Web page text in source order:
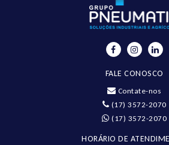
FALE CONOSCO
Contate-nos
(17) 3572-2070
(17) 3572-2070
HORÁRIO DE